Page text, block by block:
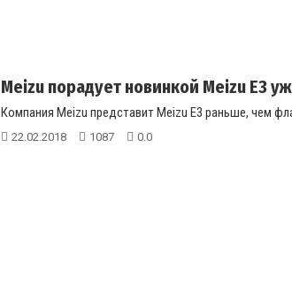
Meizu порадует новинкой Meizu E3
Компания Meizu представит Meizu E3 раньше, чем
22.02.2018 1087 0.0